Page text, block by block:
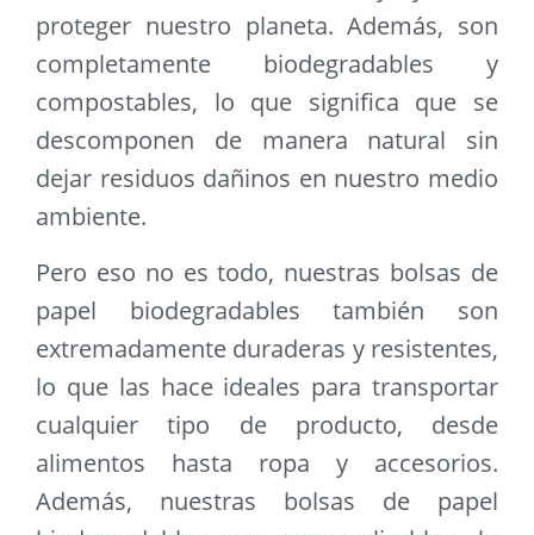
proteger nuestro planeta. Además, son
completamente biodegradables y
compostables, lo que significa que se
descomponen de manera natural sin
dejar residuos dañinos en nuestro medio
ambiente.
Pero eso no es todo, nuestras bolsas de
papel biodegradables también son
extremadamente duraderas y resistentes,
lo que las hace ideales para transportar
cualquier tipo de producto, desde
alimentos hasta ropa y accesorios.
Además, nuestras bolsas de papel